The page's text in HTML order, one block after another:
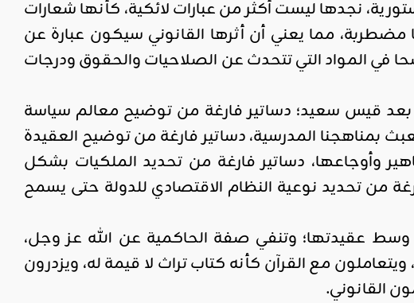
نجدها ليست أكثر من عبارات لائكية، كأنها شعارات
مما يعني أن أثرها القانوني سيكون عبارة عن
في المواد التي تتحدث عن الصلاحيات والحقوق ودرجات
بعد قيس سعيد؛ دساتير فارغة من توضيح معالم سياسة
بمناهجنا المدرسية، دساتير فارغة من توضيح العقيدة
وأوجاعها، دساتير فارغة من تحديد الملكيات بشكل
من تحديد نوعية النظام الاقتصادي للدولة حتى يسمح
وسط عقيدتها؛ وتنفي صفة الحاكمية عن الله عز وجل،
مع القرآن كأنه كتاب تراث لا قيمة له، ويزدرون
القانوني.